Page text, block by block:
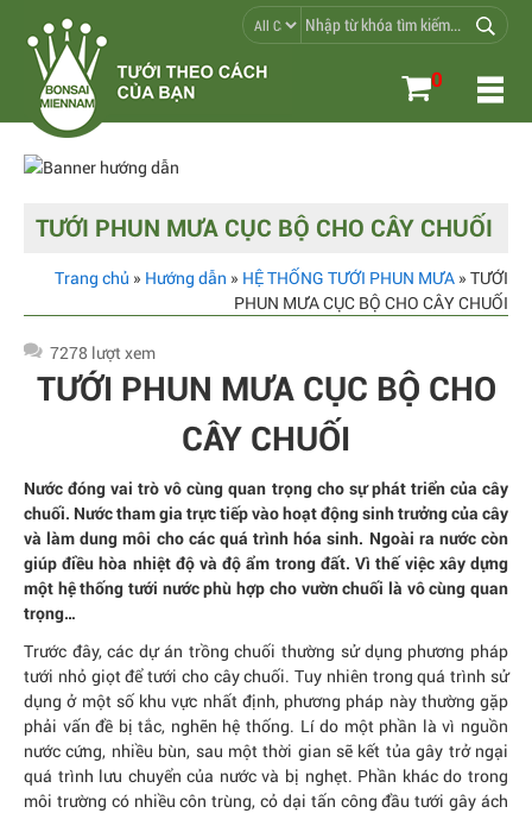
0
TƯỚI PHUN MƯA CỤC BỘ CHO CÂY CHUỐI
Trang chủ » Hướng dẫn » HỆ THỐNG TƯỚI PHUN MƯA » TƯỚI
PHUN MƯA CỤC BỘ CHO CÂY CHUỐI
7278 lượt xem
TƯỚI PHUN MƯA CỤC BỘ CHO
CÂY CHUỐI
Nước đóng vai trò vô cùng quan trọng cho sự phát triển của cây
chuối. Nước tham gia trực tiếp vào hoạt động sinh trưởng của cây
và làm dung môi cho các quá trình hóa sinh. Ngoài ra nước còn
giúp điều hòa nhiệt độ và độ ẩm trong đất. Vì thế việc xây dựng
một hệ thống tưới nước phù hợp cho vườn chuối là vô cùng quan
trọng…
Trước đây, các dự án trồng chuối thường sử dụng phương pháp
tưới nhỏ giọt để tưới cho cây chuối. Tuy nhiên trong quá trình sử
dụng ở một số khu vực nhất định, phương pháp này thường gặp
phải vấn đề bị tắc, nghẽn hệ thống. Lí do một phần là vì nguồn
nước cứng, nhiều bùn, sau một thời gian sẽ kết tủa gây trở ngại
quá trình lưu chuyển của nước và bị nghẹt. Phần khác do trong
môi trường có nhiều côn trùng, cỏ dại tấn công đầu tưới gây ách